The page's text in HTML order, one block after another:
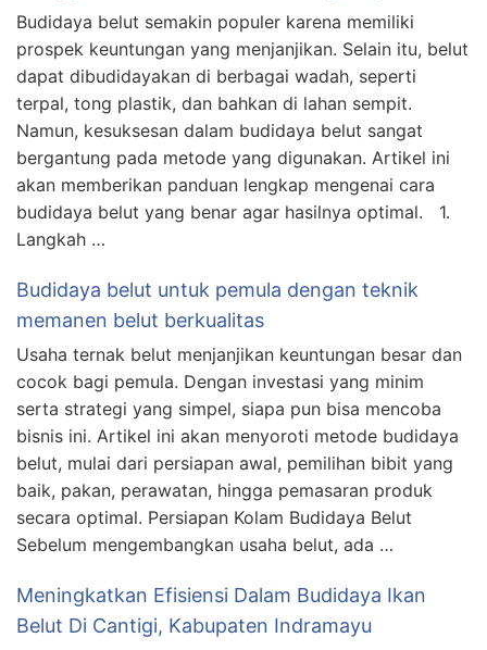
Budidaya belut semakin populer karena memiliki
prospek keuntungan yang menjanjikan. Selain itu, belut
dapat dibudidayakan di berbagai wadah, seperti
terpal, tong plastik, dan bahkan di lahan sempit.
Namun, kesuksesan dalam budidaya belut sangat
bergantung pada metode yang digunakan. Artikel ini
akan memberikan panduan lengkap mengenai cara
budidaya belut yang benar agar hasilnya optimal. 1.
Langkah …
Budidaya belut untuk pemula dengan teknik
memanen belut berkualitas
Usaha ternak belut menjanjikan keuntungan besar dan
cocok bagi pemula. Dengan investasi yang minim
serta strategi yang simpel, siapa pun bisa mencoba
bisnis ini. Artikel ini akan menyoroti metode budidaya
belut, mulai dari persiapan awal, pemilihan bibit yang
baik, pakan, perawatan, hingga pemasaran produk
secara optimal. Persiapan Kolam Budidaya Belut
Sebelum mengembangkan usaha belut, ada …
Meningkatkan Efisiensi Dalam Budidaya Ikan
Belut Di Cantigi, Kabupaten Indramayu